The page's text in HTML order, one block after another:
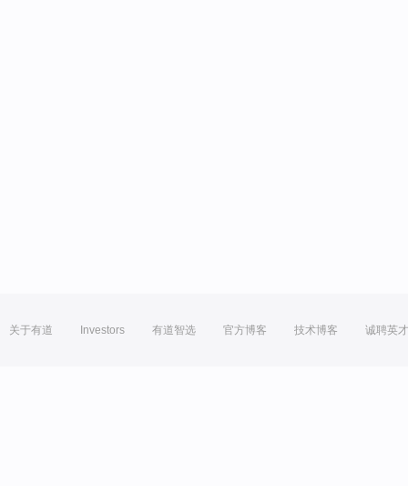
关于有道 Investors 有道智选 官方博客 技术博客 诚聘英才